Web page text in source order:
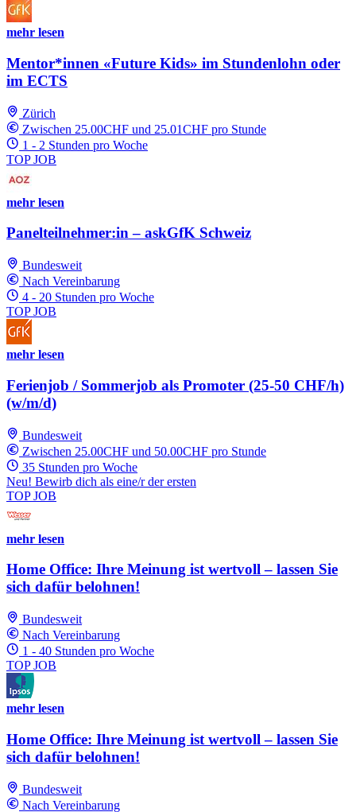
mehr lesen
Mentor*innen «Future Kids» im Stundenlohn oder
im ECTS
Zürich
Zwischen 25.00CHF und 25.01CHF pro Stunde
1 - 2 Stunden pro Woche
TOP JOB
mehr lesen
Panelteilnehmer:in – askGfK Schweiz
Bundesweit
Nach Vereinbarung
4 - 20 Stunden pro Woche
TOP JOB
mehr lesen
Ferienjob / Sommerjob als Promoter (25-50 CHF/h)
(w/m/d)
Bundesweit
Zwischen 25.00CHF und 50.00CHF pro Stunde
35 Stunden pro Woche
Neu! Bewirb dich als eine/r der ersten
TOP JOB
mehr lesen
Home Office: Ihre Meinung ist wertvoll – lassen Sie
sich dafür belohnen!
Bundesweit
Nach Vereinbarung
1 - 40 Stunden pro Woche
TOP JOB
mehr lesen
Home Office: Ihre Meinung ist wertvoll – lassen Sie
sich dafür belohnen!
Bundesweit
Nach Vereinbarung